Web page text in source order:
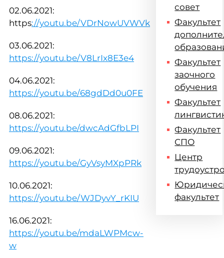
02.06.2021:
https://youtu.be/VDrNowUVWVk
03.06.2021:
https://youtu.be/V8LrIx8E3e4
04.06.2021:
https://youtu.be/68gdDd0u0FE
08.06.2021:
https://youtu.be/dwcAdGfbLPI
09.06.2021:
https://youtu.be/GyVsyMXpPRk
10.06.2021:
https://youtu.be/WJDyvY_rKIU
16.06.2021:
https://youtu.be/mdaLWPMcw-
w
совет
Факультет
Факультет
заочного
обучения
Факультет
Факультет
СПО
Центр
факультет